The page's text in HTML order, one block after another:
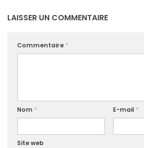
LAISSER UN COMMENTAIRE
Commentaire *
Nom * E-mail *
Site web